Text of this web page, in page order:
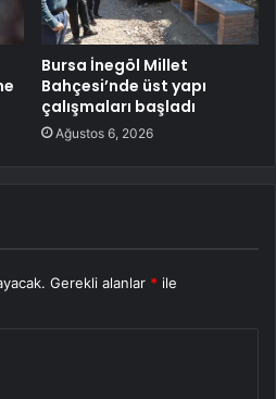
Bursa İnegöl Millet
Bahçesi’nde üst yapı
çalışmaları başladı
Ağustos 6, 2026
Gerekli alanlar * ile